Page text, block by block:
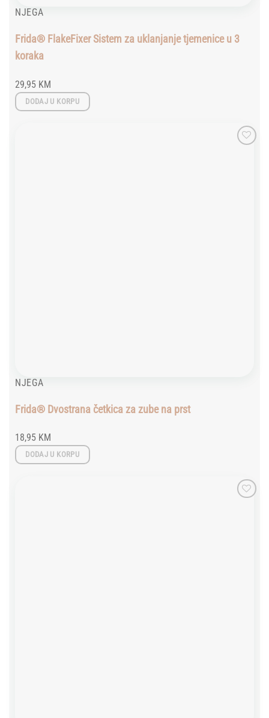
NJEGA
Frida® FlakeFixer Sistem za uklanjanje tjemenice u 3
koraka
29,95 KM
DODAJ U KORPU
NJEGA
Frida® Dvostrana četkica za zube na prst
18,95 KM
DODAJ U KORPU